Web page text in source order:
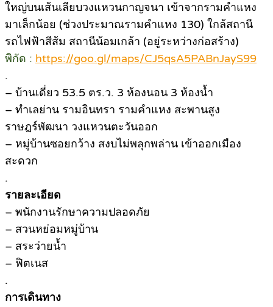
ใหญ่บนเส้นเลียบวงแหวนกาญจนา เข้าจากรามคำแหง
มาเล็กน้อย (ช่วงประมาณรามคำแหง 130) ใกล้สถานี
รถไฟฟ้าสีส้ม สถานีน้อมเกล้า (อยู่ระหว่างก่อสร้าง)
พิกัด : https://goo.gl/maps/CJ5qsA5PABnJayS99
.
– บ้านเดี่ยว 53.5 ตร.ว. 3 ห้องนอน 3 ห้องน้ำ
– ทำเลย่าน รามอินทรา รามคำแหง สะพานสูง
ราษฎร์พัฒนา วงแหวนตะวันออก
– หมู่บ้านซอยกว้าง สงบไม่พลุกพล่าน เข้าออกเมือง
สะดวก
.
รายละเอียด
– พนักงานรักษาความปลอดภัย
– สวนหย่อมหมู่บ้าน
– สระว่ายน้ำ
– ฟิตเนส
.
การเดินทาง